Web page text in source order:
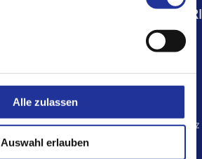
Alle zulassen
Auswahl erlauben
KONTAKT
4009 Basel | Schweiz